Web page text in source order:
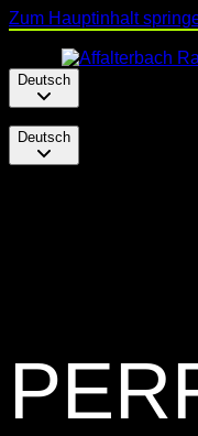
Zum Hauptinhalt
Deutsch
Deutsch